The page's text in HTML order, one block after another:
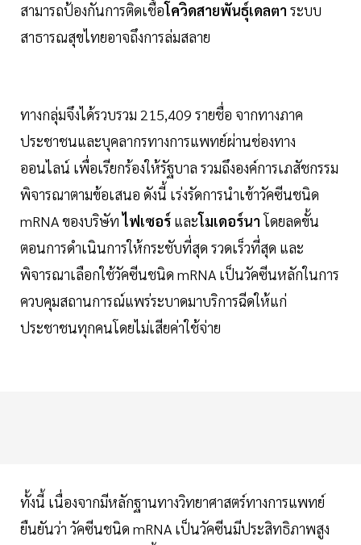
สามารถป้องกันการติดเชื้อโควิดสายพันธุ์เดลตา ระบบ
สาธารณสุขไทยอาจถึงการล่มสลาย
ทางกลุ่มจึงได้รวบรวม 215,409 รายชื่อ จากทางภาค
ประชาชนและบุคลากรทางการแพทย์ผ่านช่องทาง
ออนไลน์ เพื่อเรียกร้องให้รัฐบาล รวมถึงองค์การเภสัชกรรม
พิจารณาตามข้อเสนอ ดังนี้ เร่งรัดการนำเข้าวัคซีนชนิด
mRNA ของบริษัทไฟเซอร์ และโมเดอร์นาโดยลดขั้น
ตอนการดำเนินการให้กระชับที่สุด รวดเร็วที่สุด และ
พิจารณาเลือกใช้วัคซีนชนิด mRNA เป็นวัคซีนหลักในการ
ควบคุมสถานการณ์แพร่ระบาดมาบริการฉีดให้แก่
ประชาชนทุกคนโดยไม่เสียค่าใช้จ่าย
ทั้งนี้ เนื่องจากมีหลักฐานทางวิทยาศาสตร์ทางการแพทย์
ยืนยันว่า วัคซีนชนิด mRNA เป็นวัคซีนมีประสิทธิภาพสูง